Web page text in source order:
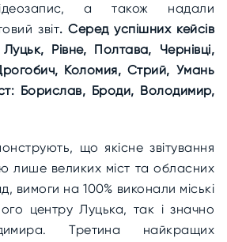
а також надали
звіт. Серед успішних кейсів
Рівне, Полтава, Чернівці,
Коломия, Стрий, Умань
Борислав, Броди, Володимир,
що якісне звітування
лише великих міст та обласних
вимоги на 100% виконали міські
центру Луцька, так і значно
Третина найкращих